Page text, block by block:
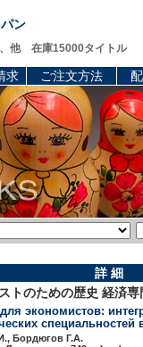
ン
、他 在庫15000タイトル
求 ご注文方法
詳 細
トのための歴史 経済
экономистов:
Бордюгов Г.А.